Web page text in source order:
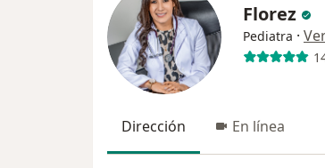
Florez
Pediatra ·
Dirección En línea